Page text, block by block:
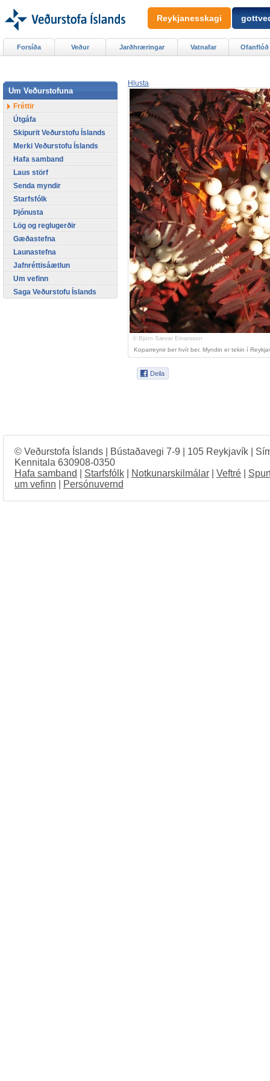
Hlusta
© Björn Sævar Einarsson
Koparreynir ber hvít ber. Myndin er tekin í
Forsíða Veður Jarðhræringar Vatnafar Ofanflóð
Um Veðurstofuna
Fréttir
Útgáfa
Skipurit Veðurstofu Íslands
Merki Veðurstofu Íslands
Hafa samband
Laus störf
Senda myndir
Starfsfólk
Þjónusta
Lög og reglugerðir
Gæðastefna
Launastefna
Jafnréttisáætlun
Um vefinn
Saga Veðurstofu Íslands
Reykjanesskagi
© Veðurstofa Íslands | Bústaðavegi 7-9 | 105 Reykjavík |
Kennitala 630908-0350
Hafa samband
Starfsfólk Notkunarskilmálar Veftré
um vefinn
Persónuvernd